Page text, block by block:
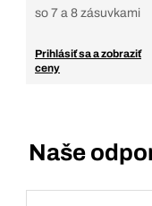
so 7 a 8 zásuvkami
Prihlásiť sa a zobraziť
ceny
Naše